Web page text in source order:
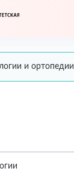
и ортопедии